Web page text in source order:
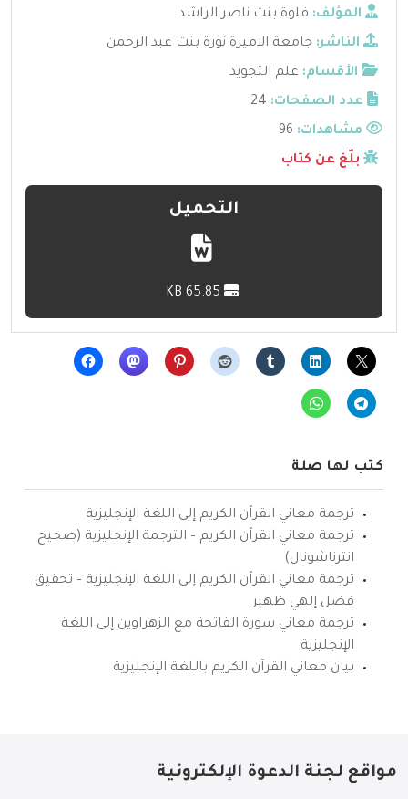
المؤلف: فلوة بنت ناصر الراشد
الناشر: جامعة الاميرة نورة بنت عبد الرحمن
الأقسام: علم التجويد
عدد الصفحات: 24
مشاهدات:
بلّغ عن كتاب
التحميل
كتب لها صلة
ترجمة معاني القرآن الكريم إلى اللغة الإنجليزية
ترجمة معاني القرآن الكريم – الترجمة الإنجليزية (صحيح
انترناشونال)
ترجمة معاني القرآن الكريم إلى اللغة الإنجليزية – تحقيق
فضل إلهي ظهير
ترجمة معاني سورة الفاتحة مع الزهراوين إلى اللغة
الإنجليزية
بيان معاني القرآن الكريم باللغة الإنجليزية
مواقع لجنة الدعوة الإلكترونية